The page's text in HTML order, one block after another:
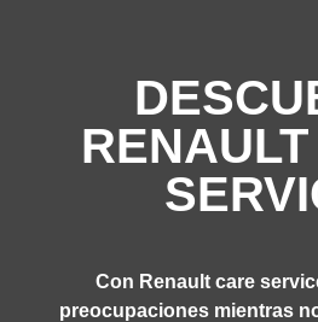
Con Renault care
preocupaciones mientras